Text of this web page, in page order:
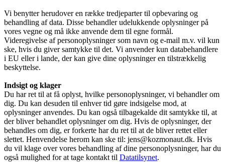
Vi benytter herudover en række tredjeparter til opbevaring og
behandling af data. Disse behandler udelukkende oplysninger på
vores vegne og må ikke anvende dem til egne formål.
Videregivelse af personoplysninger som navn og e-mail m.v. vil kun
ske, hvis du giver samtykke til det. Vi anvender kun databehandlere
i EU eller i lande, der kan give dine oplysninger en tilstrækkelig
beskyttelse.
Indsigt og klager
Du har ret til at få oplyst, hvilke personoplysninger, vi behandler om
dig. Du kan desuden til enhver tid gøre indsigelse mod, at
oplysninger anvendes. Du kan også tilbagekalde dit samtykke til, at
der bliver behandlet oplysninger om dig. Hvis de oplysninger, der
behandles om dig, er forkerte har du ret til at de bliver rettet eller
slettet. Henvendelse herom kan ske til: jens@kozmonaut.dk. Hvis
du vil klage over vores behandling af dine personoplysninger, har du
også mulighed for at tage kontakt til Datatilsynet.